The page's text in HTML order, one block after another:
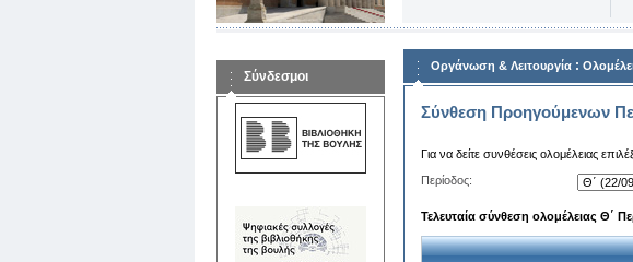
Σύνδεσμοι
Οργάνωση & Λειτουργία :
Σύνθεση Προηγούμενων
Για να δείτε συνθέσεις ολομέλειας
Περίοδος:
Τελευταία σύνθεση ολομέλειας Θ΄